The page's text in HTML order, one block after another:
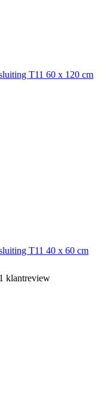
T11 60 x 120 cm
T11 40 x 60 cm
klantreview